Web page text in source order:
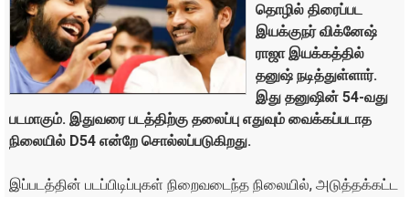
தொழில் திரைப்பட
இயக்குநர் விக்னேஷ்
ராஜா இயக்கத்தில்
தனுஷ் நடித்துள்ளார்.
இது தனுஷின் 54-வது
படமாகும். இதுவரை படத்திற்கு தலைப்பு எதுவும் வைக்கப்படாத
நிலையில் D54 என்றே சொல்லப்படுகிறது.
இப்படத்தின் படப்பிடிப்புகள் நிறைவடைந்த நிலையில், அடுத்தக்கட்ட